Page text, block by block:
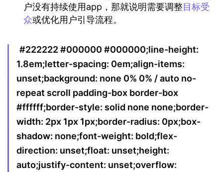
户没有持续使用app，那就说明需要调整目标受
众或优化用户引导流程。
#222222 #000000 #000000;line-height:
1.8em;letter-spacing: 0em;align-items:
unset;background: none 0% 0% / auto no-
repeat scroll padding-box border-box
#ffffff;border-style: solid none none;border-
width: 2px 1px 1px;border-radius: 0px;box-
shadow: none;font-weight: bold;flex-
direction: unset;float: unset;height:
auto;justify-content: unset;overflow: